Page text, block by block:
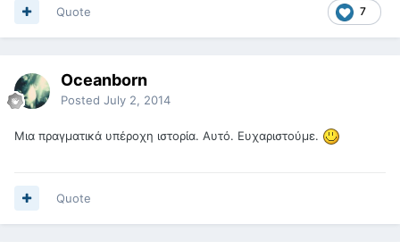
7
Quote
Oceanborn
Posted July 2, 2014
Μια πραγματικά υπέροχη ιστορία. Αυτό. Ευχαριστούμε.
Quote